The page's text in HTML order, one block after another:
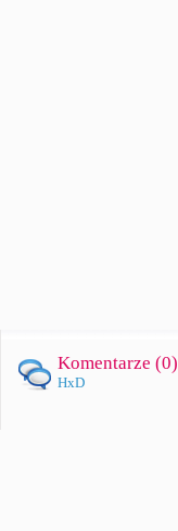
Komentarze (0)
HxD